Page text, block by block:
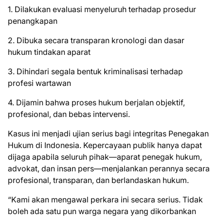
1. Dilakukan evaluasi menyeluruh terhadap prosedur
penangkapan
2. Dibuka secara transparan kronologi dan dasar
hukum tindakan aparat
3. Dihindari segala bentuk kriminalisasi terhadap
profesi wartawan
4. Dijamin bahwa proses hukum berjalan objektif,
profesional, dan bebas intervensi.
Kasus ini menjadi ujian serius bagi integritas Penegakan
Hukum di Indonesia. Kepercayaan publik hanya dapat
dijaga apabila seluruh pihak—aparat penegak hukum,
advokat, dan insan pers—menjalankan perannya secara
profesional, transparan, dan berlandaskan hukum.
“Kami akan mengawal perkara ini secara serius. Tidak
boleh ada satu pun warga negara yang dikorbankan